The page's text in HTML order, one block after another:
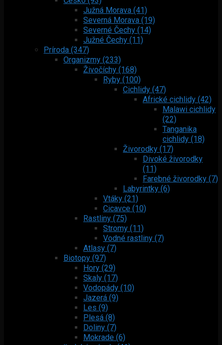
Južná Morava (41)
Severná Morava (19)
Severné Čechy (14)
Južné Čechy (11)
Príroda (347)
Organizmy (233)
Živočíchy (168)
Ryby (100)
Cichlidy (47)
Africké cichlidy (42)
Malawi cichlidy
(22)
Tanganika
cichlidy (18)
Živorodky (17)
Divoké živorodky
(11)
Farebné živorodky (7)
Labyrintky (6)
Vtáky (21)
Cicavce (10)
Rastliny (75)
Stromy (11)
Vodné rastliny (7)
Atlasy (7)
Biotopy (97)
Hory (29)
Skaly (17)
Vodopády (10)
Jazerá (9)
Les (9)
Plesá (8)
Doliny (7)
Mokrade (6)